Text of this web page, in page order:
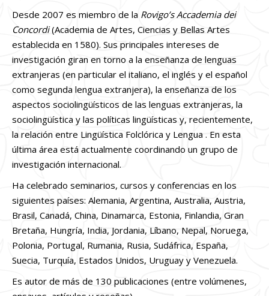
Desde 2007 es miembro de la Rovigo’s Accademia dei
Concordi(Academia de Artes, Ciencias y Bellas Artes
establecida en 1580). Sus principales intereses de
investigación giran en torno a la enseñanza de lenguas
extranjeras (en particular el italiano, el inglés y el español
como segunda lengua extranjera), la enseñanza de los
aspectos sociolingüísticos de las lenguas extranjeras, la
sociolingüística y las políticas lingüísticas y, recientemente,
la relación entre Lingüística Folclórica y Lengua . En esta
última área está actualmente coordinando un grupo de
investigación internacional.
Ha celebrado seminarios, cursos y conferencias en los
siguientes países: Alemania, Argentina, Australia, Austria,
Brasil, Canadá, China, Dinamarca, Estonia, Finlandia, Gran
Bretaña, Hungría, India, Jordania, Líbano, Nepal, Noruega,
Polonia, Portugal, Rumania, Rusia, Sudáfrica, España,
Suecia, Turquía, Estados Unidos, Uruguay y Venezuela.
Es autor de más de 130 publicaciones (entre volúmenes,